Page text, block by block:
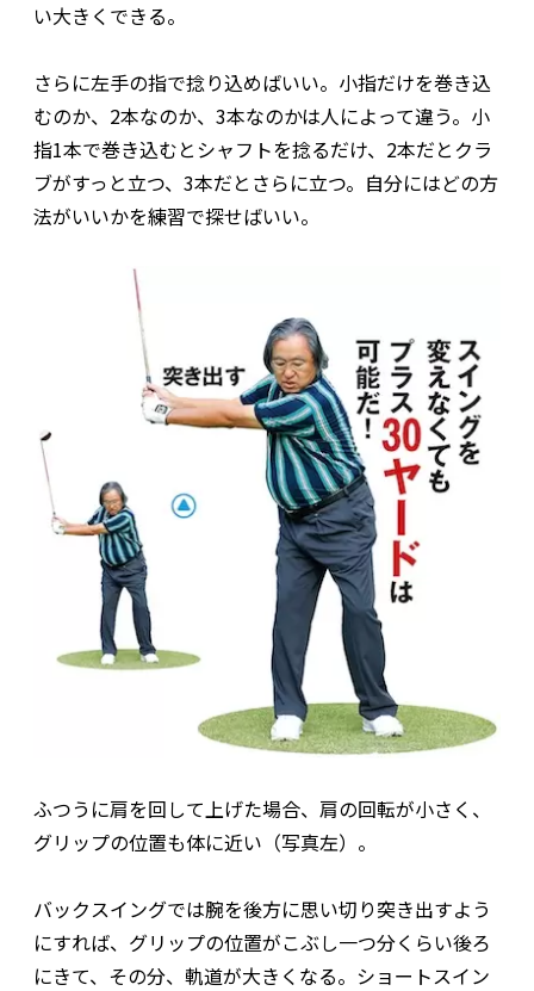
い大きくできる。
さらに左手の指で捻り込めばいい。小指だけを巻き込
むのか、2本なのか、3本なのかは人によって違う。小
指1本で巻き込むとシャフトを捻るだけ、2本だとクラ
ブがすっと立つ、3本だとさらに立つ。自分にはどの方
法がいいかを練習で探せばいい。
ふつうに肩を回して上げた場合、肩の回転が小さく、
グリップの位置も体に近い（写真左）。
バックスイングでは腕を後方に思い切り突き出すよう
にすれば、グリップの位置がこぶし一つ分くらい後ろ
にきて、その分、軌道が大きくなる。ショートスイン